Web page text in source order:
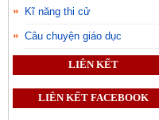
Kĩ năng thi cử
Câu chuyện giáo dục
LIÊN KẾT
LIÊN KẾT FACEBOOK